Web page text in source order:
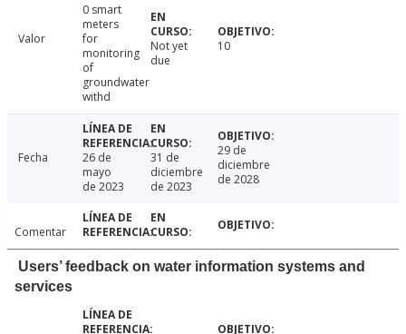
Valor
0 smart
meters
for
monitoring
of
groundwater
withd
Not yet
due
10
Fecha
26 de
mayo
de 2023
31 de
diciembre
de 2023
29 de
diciembre
de 2028
Comentar
Users’ feedback on water information systems and
services